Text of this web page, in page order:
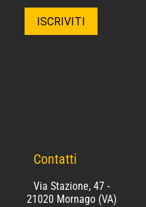
ISCRIVITI
Contatti
Via Stazione, 47 -
21020 Mornago (VA)